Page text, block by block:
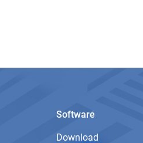
Software
Download